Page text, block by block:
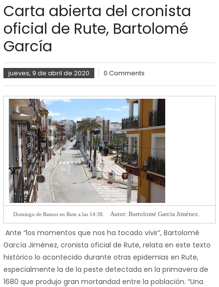
Carta abierta del cronista
oficial de Rute, Bartolomé
García
jueves, 9 de abril de 2020 0 Comments
Domingo de Ramos en Rute a las 14:38. Autor: Bartolomé García Jiménez.
Ante “los momentos que nos ha tocado vivir”, Bartolomé
García Jiménez, cronista oficial de Rute, relata en este texto
histórico lo acontecido durante otras epidemias en Rute,
especialmente la de la peste detectada en la primavera de
1680 que produjo gran mortandad entre la población. “Una